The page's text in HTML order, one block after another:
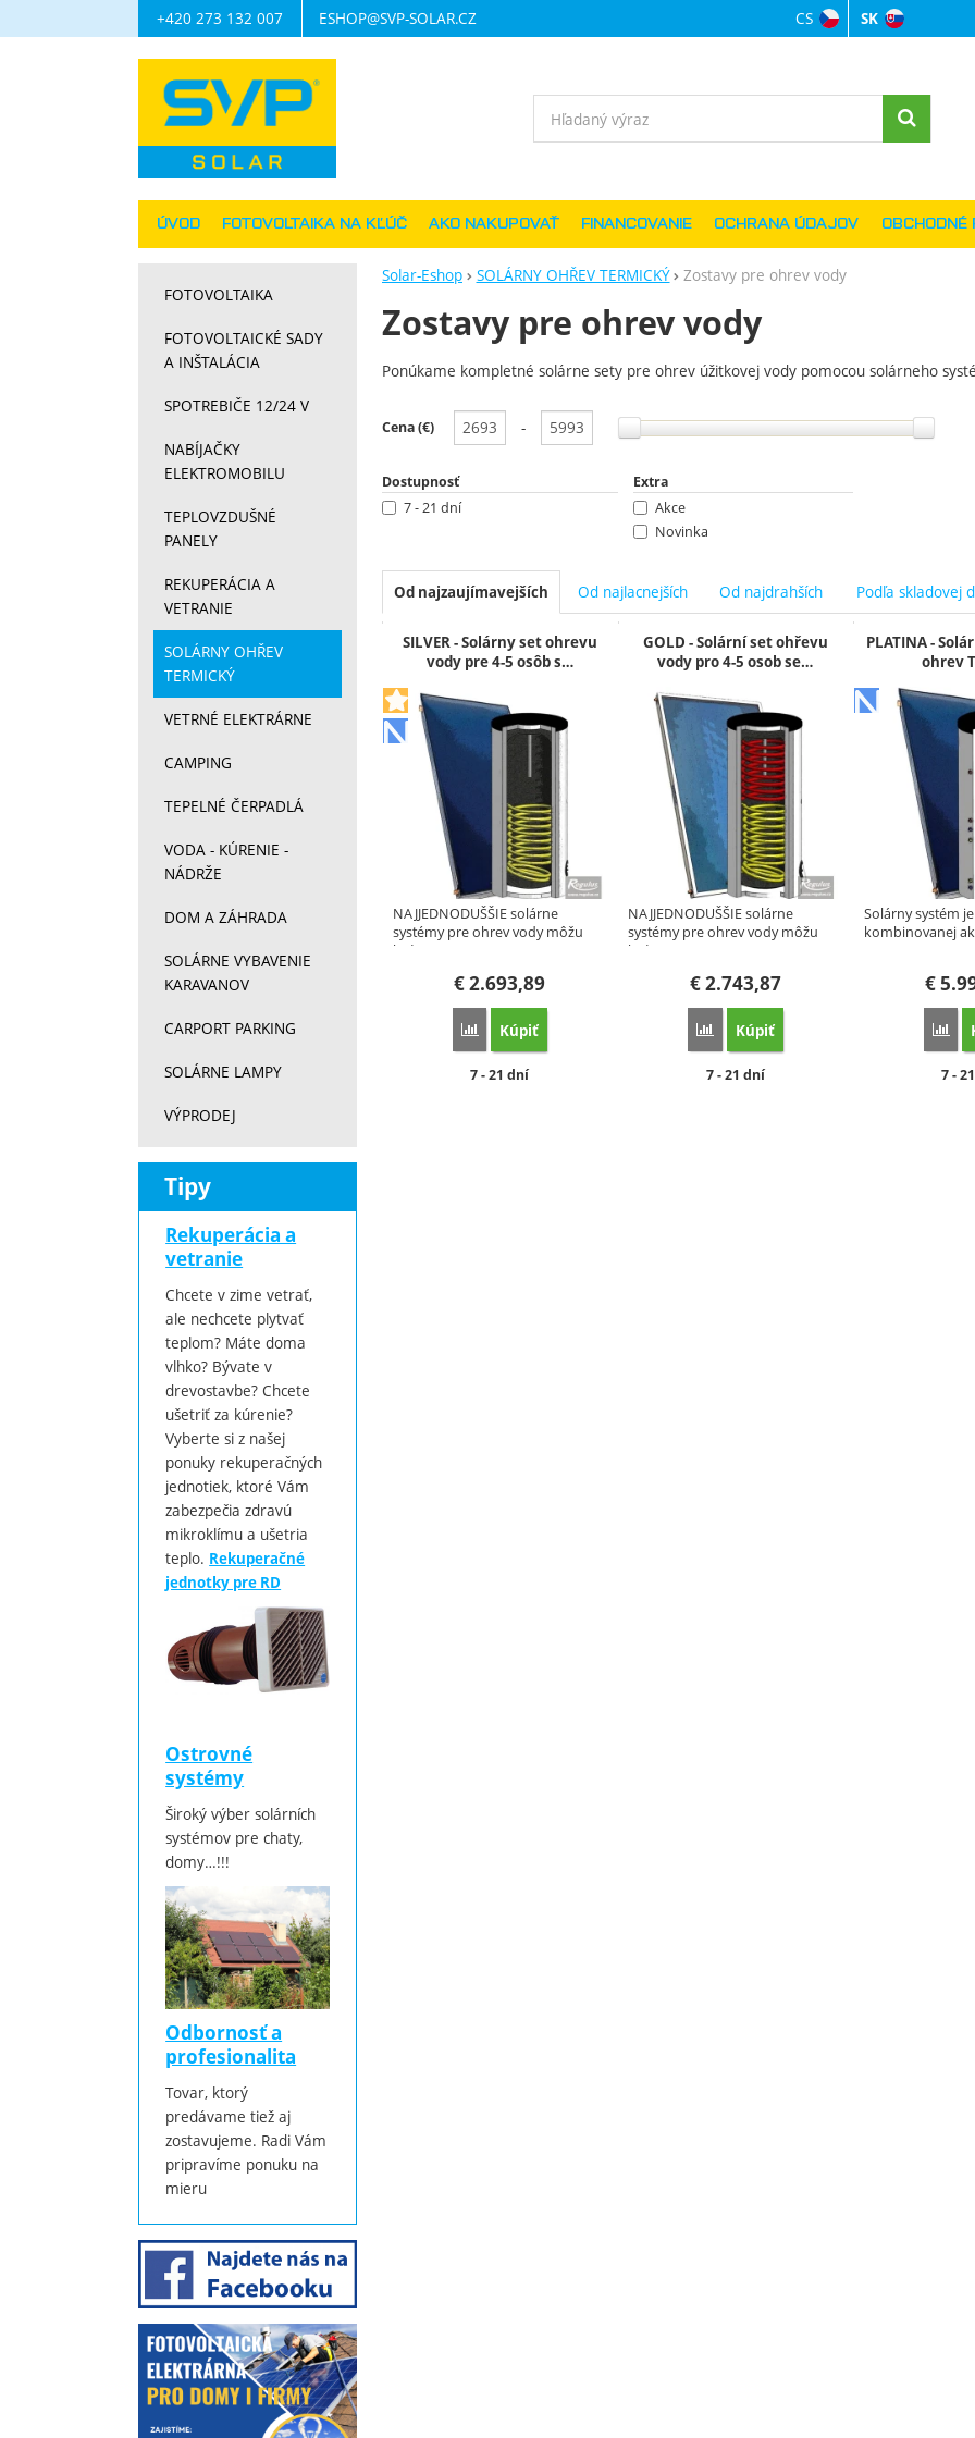
Solar-Eshop SOLÁRNY OHŘEV TERMICKÝ Zostavy pre ohrev vody
Zostavy pre ohrev vody
Ponúkame kompletné solárne sety pre ohrev úžitkovej vody pomocou solárneho
Filtrovanie podľa parametrov
Cena (€) -
Dostupnosť
7 - 21 dní
Extra
Akce
Novinka
Od najzaujímavejších Od najlacnejších Od najdrahších Podľa skladovej
Produkty
SILVER - Solárny set ohrevu
vody pre 4-5 osôb s…
NAJJEDNODUŠŠIE solárne
systémy pre ohrev vody môžu
byť…
€2.693,89
Porovnať
Kúpiť
Dostupnosť:
7 - 21 dní
GOLD - Solární set ohřevu
vody pro 4-5 osob se…
NAJJEDNODUŠŠIE solárne
systémy pre ohrev vody môžu
byť…
€2.743,87
Porovnať
Kúpiť
Dostupnosť:
7 - 21 dní
PLATINA -
ohrev
Solárny systém
kombinovanej
€
7 -
FOTOVOLTAIKA
FOTOVOLTAICKÉ SADY
A INŠTALÁCIA
SPOTREBIČE 12/24 V
NABÍJAČKY
ELEKTROMOBILU
TEPLOVZDUŠNÉ
PANELY
REKUPERÁCIA A
VETRANIE
SOLÁRNY OHŘEV
TERMICKÝ
VETRNÉ ELEKTRÁRNE
CAMPING
TEPELNÉ ČERPADLÁ
VODA - KÚRENIE -
NÁDRŽE
DOM A ZÁHRADA
SOLÁRNE VYBAVENIE
KARAVANOV
CARPORT PARKING
SOLÁRNE LAMPY
VÝPRODEJ
Tipy
Rekuperácia a
vetranie
Chcete v zime vetrať,
ale nechcete plytvať
teplom? Máte doma
vlhko? Bývate v
drevostavbe? Chcete
ušetriť za kúrenie?
Vyberte si z našej
ponuky rekuperačných
jednotiek, ktoré Vám
zabezpečia zdravú
mikroklímu a ušetria
teplo. Rekuperačné
jednotky pre RD
Ostrovné
systémy
Široký výber solárních
systémov pre chaty,
domy…!!!
Odbornosť a
profesionalita
Tovar, ktorý
predávame tiež aj
zostavujeme. Radi Vám
pripravíme ponuku na
mieru
Navigácia
+420 273 132 007 ESHOP@SVP-SOLAR.CZ
ÚVOD FOTOVOLTAIKA NA KĽÚČ AKO NAKUPOVAŤ FINANCOVANIE OCHRANA ÚDAJOV OBCHODNÉ
Jazyková
CS SK
Vyhľadávanie